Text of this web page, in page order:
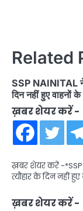
Related
SSP NAINITAL ने
दिन नहीं हुए वाहनों
ख़बर शेयर करें -
ख़बर शेयर करें -*SSP
त्यौहार के दिन नहीं
ख़बर शेयर करें -